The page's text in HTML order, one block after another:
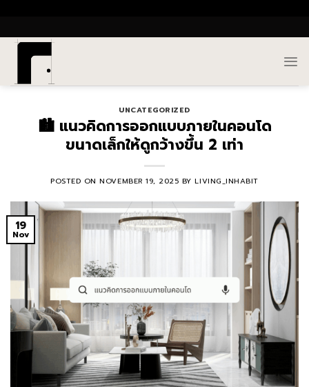
content
UNCATEGORIZED
🏙️ แนวคิดการออกแบบภายในคอนโด
ขนาดเล็กให้ดูกว้างขึ้น 2 เท่า
POSTED ONNOVEMBER 19, 2025 BYLIVING_INHABIT
19
Nov